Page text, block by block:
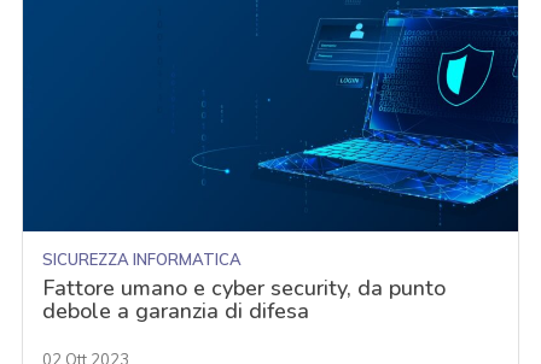
SICUREZZA INFORMATICA
Fattore umano e cyber security, da punto
debole a garanzia di difesa
02 Ott 2023